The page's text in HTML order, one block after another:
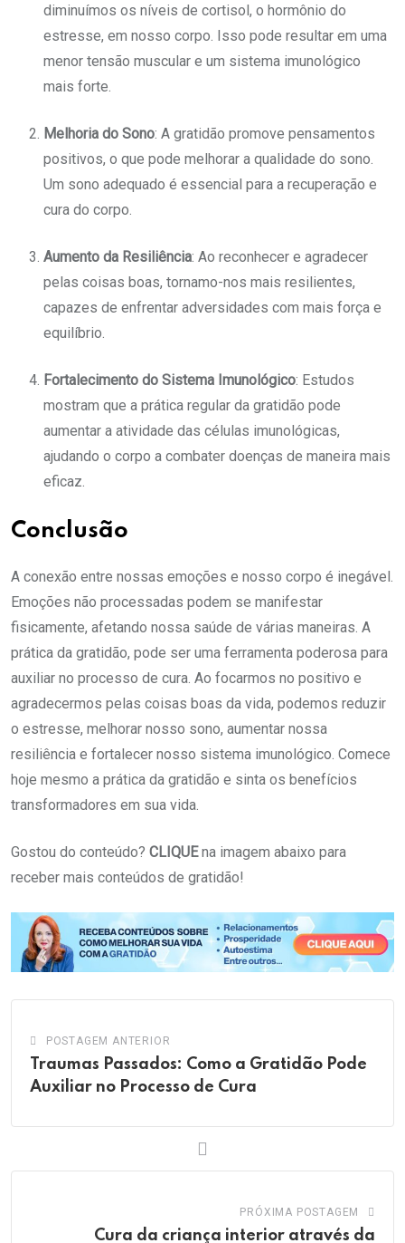
diminuímos os níveis de cortisol, o hormônio do
estresse, em nosso corpo. Isso pode resultar em uma
menor tensão muscular e um sistema imunológico
mais forte.
Melhoria do Sono: A gratidão promove pensamentos
positivos, o que pode melhorar a qualidade do sono.
Um sono adequado é essencial para a recuperação e
cura do corpo.
Aumento da Resiliência: Ao reconhecer e agradecer
pelas coisas boas, tornamo-nos mais resilientes,
capazes de enfrentar adversidades com mais força e
equilíbrio.
Fortalecimento do Sistema Imunológico: Estudos
mostram que a prática regular da gratidão pode
aumentar a atividade das células imunológicas,
ajudando o corpo a combater doenças de maneira mais
eficaz.
Conclusão
A conexão entre nossas emoções e nosso corpo é inegável.
Emoções não processadas podem se manifestar
fisicamente, afetando nossa saúde de várias maneiras. A
prática da gratidão, pode ser uma ferramenta poderosa para
auxiliar no processo de cura. Ao focarmos no positivo e
agradecermos pelas coisas boas da vida, podemos reduzir
o estresse, melhorar nosso sono, aumentar nossa
resiliência e fortalecer nosso sistema imunológico. Comece
hoje mesmo a prática da gratidão e sinta os benefícios
transformadores em sua vida.
Gostou do conteúdo? CLIQUEna imagem abaixo para
receber mais conteúdos de gratidão!
POSTAGEM ANTERIOR
Traumas Passados: Como a Gratidão Pode
Auxiliar no Processo de Cura
PRÓXIMA POSTAGEM
Cura da criança interior através da